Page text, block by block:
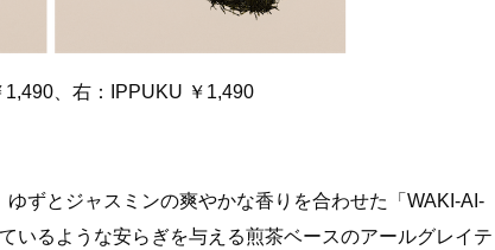
1,490、右：IPPUKU ￥1,490
ずとジャスミンの爽やかな香りを合わせた「WAKI-AI-
いるような安らぎを与える煎茶ベースのアールグレイテ